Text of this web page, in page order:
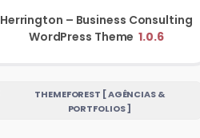
Herrington – Business Consulting
WordPress Theme 1.0.6
THEMEFOREST [ AGÊNCIAS &
PORTFOLIOS ]